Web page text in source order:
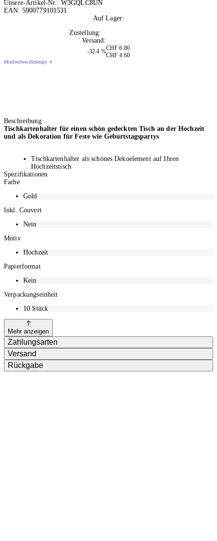
Unsere-Artikel-Nr.: W3GQLC8UN
EAN: 5900779101531
Auf Lager:
Zustellung:
Versand:
-32.4 %
CHF 6.80
CHF 4.60
Mindestbestellmenge: 4
Beschreibung
Tischkartenhalter für einen schön gedeckten Tisch an der Hochzeit
und als Dekoration für Feste wie Geburtstagspartys
Tischkartenhalter als schönes Dekoelement auf Ihren
Hochzeitstisch
Motiv: Hochzeit
Spezifikationen
Farbe
Gold
Inkl. Couvert
Nein
Motiv
Hochzeit
Papierformat
Kein
Verpackungseinheit
10 Stück
Mehr anzeigen
Zahlungsarten
Versand
Rückgabe